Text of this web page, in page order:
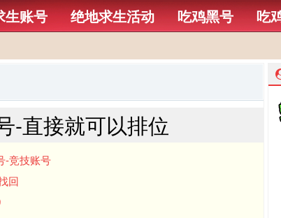
生账号 绝地求生活动 吃鸡黑号 吃
-直接就可以排位
-竞技账号
回